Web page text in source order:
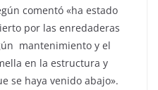
comentó «ha estado
por las enredaderas
mantenimiento y el
en la estructura y
se haya venido abajo».